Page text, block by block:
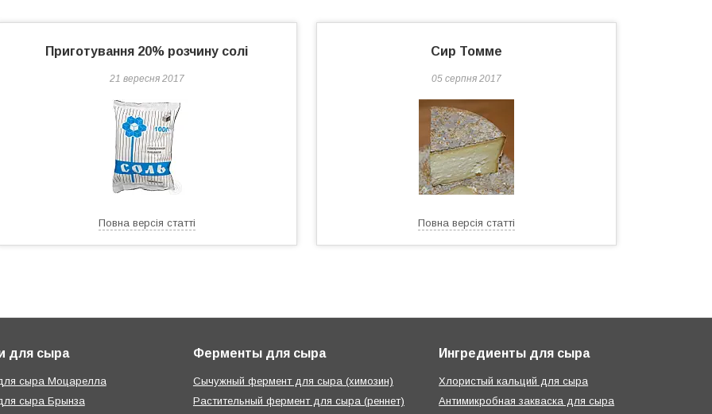
Приготування 20% розчину солі
21 вересня 2017
Повна версія статті
Сир Томме
05 серпня 2017
Повна версія статті
для сыра
сыра Моцарелла
сыра Брынза
Ферменты для сыра
Сычужный фермент для сыра (химозин)
Растительный фермент для сыра (реннет)
Ингредиенты для сыра
Хлористый кальций для сыра
Антимикробная закваска для сыра